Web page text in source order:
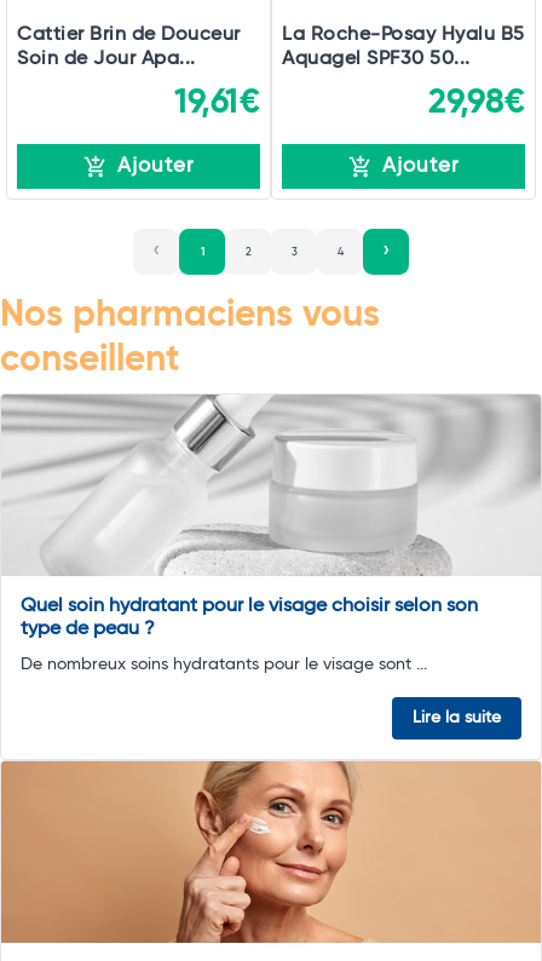
Cattier Brin de Douceur
Soin de Jour Apa...
19,61€
Ajouter
La Roche-Posay Hyalu B5
Aquagel SPF30 50...
29,98€
Ajouter
1 2 3 4
Nos pharmaciens vous
conseillent
Quel soin hydratant pour le visage choisir selon son
type de peau ?
De nombreux soins hydratants pour le visage sont ...
Lire la suite